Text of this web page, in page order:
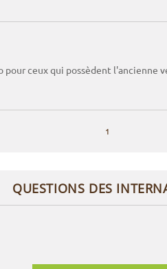
pour ceux qui possèdent l'ancienne
1
QUESTIONS DES